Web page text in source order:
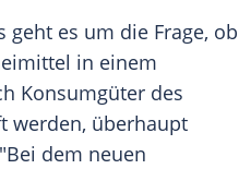
geht es um die Frage, ob
in einem
Konsumgüter des
werden, überhaupt
dem neuen